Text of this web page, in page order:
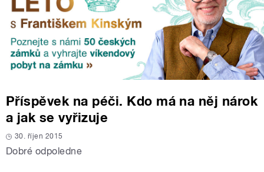
Příspěvek na péči. Kdo má na něj nárok
a jak se vyřizuje
30. říjen 2015
Dobré odpoledne